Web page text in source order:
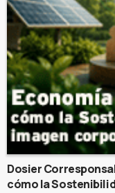
Dosier
cómo la